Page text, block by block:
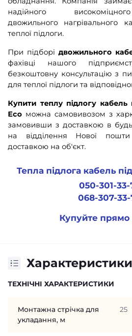
надійного
двожильного нагрівального
теплої підлоги.
При підборі двожильного
фахівці нашого
безкоштовну консультацію з
для теплої підлоги та
Купити теплу підлогу
Eco можна самовивозом з
замовивши з доставкою в
на відділення Нової
доставкою на об'єкт.
Тепла підлога кабель
050-301-33-
068-307-
Купуйте прямо
Характеристики
ТЕХНІЧНІ ХАРАКТЕРИСТИКИ
Монтажна стрічка для
укладання, м
25